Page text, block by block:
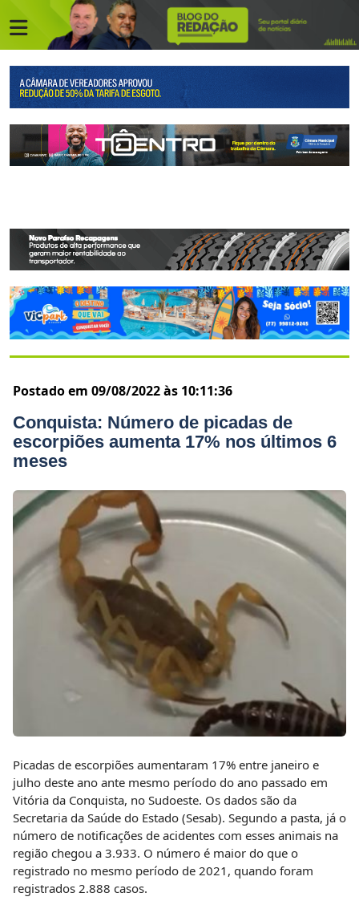
Postado em 09/08/2022 às 10:11:36
Conquista: Número de picadas de
escorpiões aumenta 17% nos últimos 6
meses
Picadas de escorpiões aumentaram 17% entre janeiro e
julho deste ano ante mesmo período do ano passado em
Vitória da Conquista, no Sudoeste. Os dados são da
Secretaria da Saúde do Estado (Sesab). Segundo a pasta, já o
número de notificações de acidentes com esses animais na
região chegou a 3.933. O número é maior do que o
registrado no mesmo período de 2021, quando foram
registrados 2.888 casos.